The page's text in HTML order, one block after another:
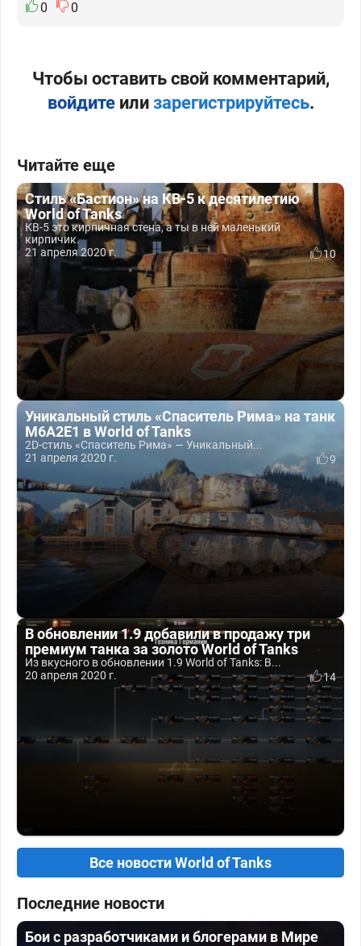
0 0
Чтобы оставить свой комментарий,
войдитеили зарегистрируйтесь.
Читайте еще
Стиль «Бастион» на КВ-5 к десятилетию
World of Tanks
КВ-5 это кирпичная стена, а ты в ней маленький
кирпичик.
21 апреля 2020 г.
10
Уникальный стиль «Спаситель Рима» на танк
M6A2E1 в World of Tanks
2D-стиль «Спаситель Рима» — Уникальный...
21 апреля 2020 г.
9
В обновлении 1.9 добавили в продажу три
премиум танка за золото World of Tanks
Из вкусного в обновлении 1.9 World of Tanks: В...
20 апреля 2020 г.
14
Все новости World of Tanks
Последние новости
Бои с разработчиками и блогерами в Мире